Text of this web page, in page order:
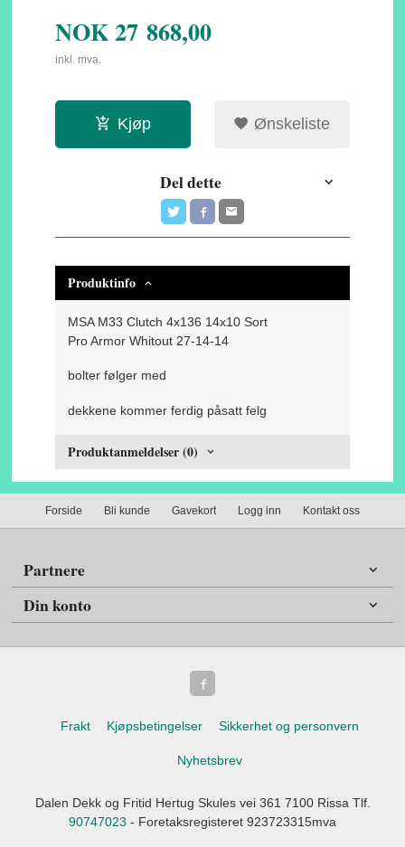
NOK27 868,00
inkl. mva.
Kjøp Ønskeliste
Del dette
Produktinfo
MSA M33 Clutch 4x136 14x10 Sort
Pro Armor Whitout 27-14-14
bolter følger med
dekkene kommer ferdig påsatt felg
Produktanmeldelser (0)
Forside Bli kunde Gavekort Logg inn Kontakt oss
Partnere
Din konto
Frakt Kjøpsbetingelser Sikkerhet og personvern
Nyhetsbrev
Dalen Dekk og Fritid Hertug Skules vei 361 7100 Rissa Tlf.
90747023 - Foretaksregisteret 923723315mva